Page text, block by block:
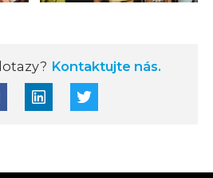
Kontaktujte nás.